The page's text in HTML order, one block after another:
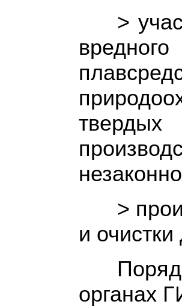
>
>
и
органах